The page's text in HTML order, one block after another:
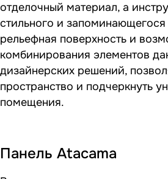
отделочный материал, а
стильного и запоминающегося
рельефная поверхность и
комбинирования элементов
дизайнерских решений,
пространство и подчеркнуть
помещения.
Панель Atacama